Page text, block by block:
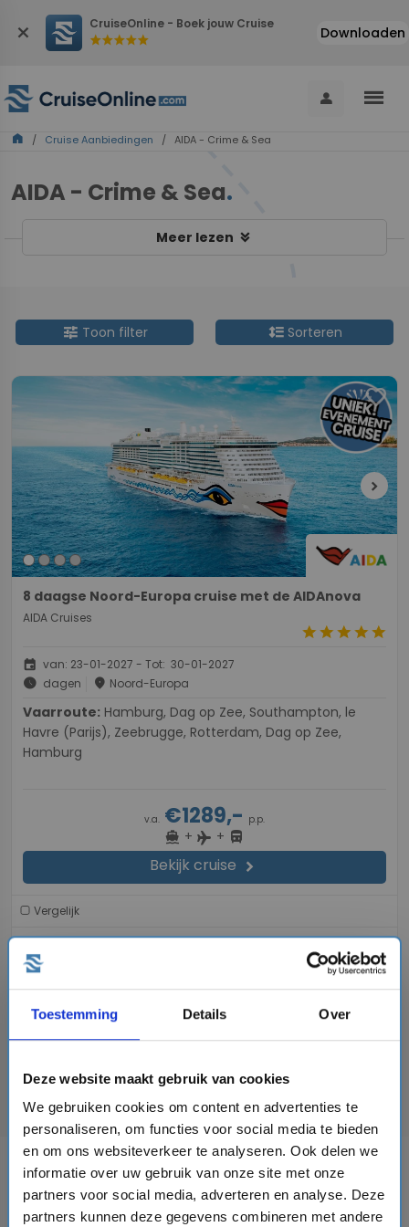
Toestemming Details Over
Deze website maakt gebruik van cookies
We gebruiken cookies om content en advertenties te
personaliseren, om functies voor social media te bieden
en om ons websiteverkeer te analyseren. Ook delen we
informatie over uw gebruik van onze site met onze
partners voor social media, adverteren en analyse. Deze
partners kunnen deze gegevens combineren met andere
close CruiseOnline - Boek jouw Cruise
starstarstarstarstar Downloaden
person menu
home / Cruise Aanbiedingen / AIDA - Crime & Sea
AIDA - Crime & Sea.
Meer lezen keyboard_double_arrow_down
tune Toon filter format_line_spacingSorteren
favorite
chevron_right
8 daagse Noord-Europa cruise met de AIDAnova
AIDA Cruises
starstarstarstarstar
event van: 23-01-2027 - Tot: 30-01-2027
schedule dagen place Noord-Europa
Vaarroute:
Havre (Parijs), Zeebrugge, Rotterdam, Dag op Zee,
Hamburg
v.a. €1289,- p.p.
directions_boat + flight + directions_bus
Bekijk cruise chevron_right
Vergelijk
De prijzen kunnen wijzigen en zijn onder voorbehoud van beschikbaarheid.
AIDA - Crime & Sea
Dit is een speciale evenementenreis van AIDA Cruises en is